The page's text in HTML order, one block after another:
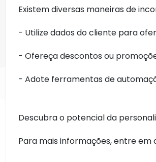
Existem diversas maneiras de
- Utilize dados do cliente para
- Ofereça descontos ou
- Adote ferramentas de
Descubra o potencial da
Para mais informações, entre